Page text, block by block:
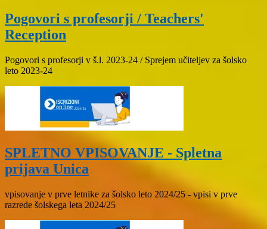
Pogovori s profesorji / Teachers'
Reception
Pogovori s profesorji v š.l. 2023-24 / Sprejem učiteljev za šolsko
leto 2023-24
SPLETNO VPISOVANJE - Spletna
prijava Unica
vpisovanje v prve letnike za šolsko leto 2024/25 - vpisi v prve
razrede šolskega leta 2024/25